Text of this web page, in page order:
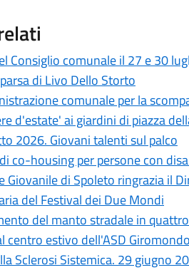
Consiglio comunale il 27 e 30
di Livo Dello Storto
comunale per la
d'estate' ai giardini di piazza
2026. Giovani talenti sul palco
co-housing per persone con
Giovanile di Spoleto ringrazia il
del Festival dei Due Mondi
del manto stradale in
centro estivo dell'ASD
Sclerosi Sistemica. 29 giugno